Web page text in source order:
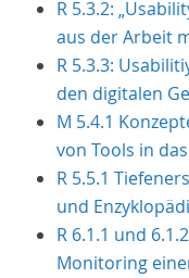
R 5.3.2:
aus der Arbeit
R 5.3.3:
den digitalen
M 5.4.1
von Tools in
R 5.5.1
und
R 6.1.1 und
Monitoring